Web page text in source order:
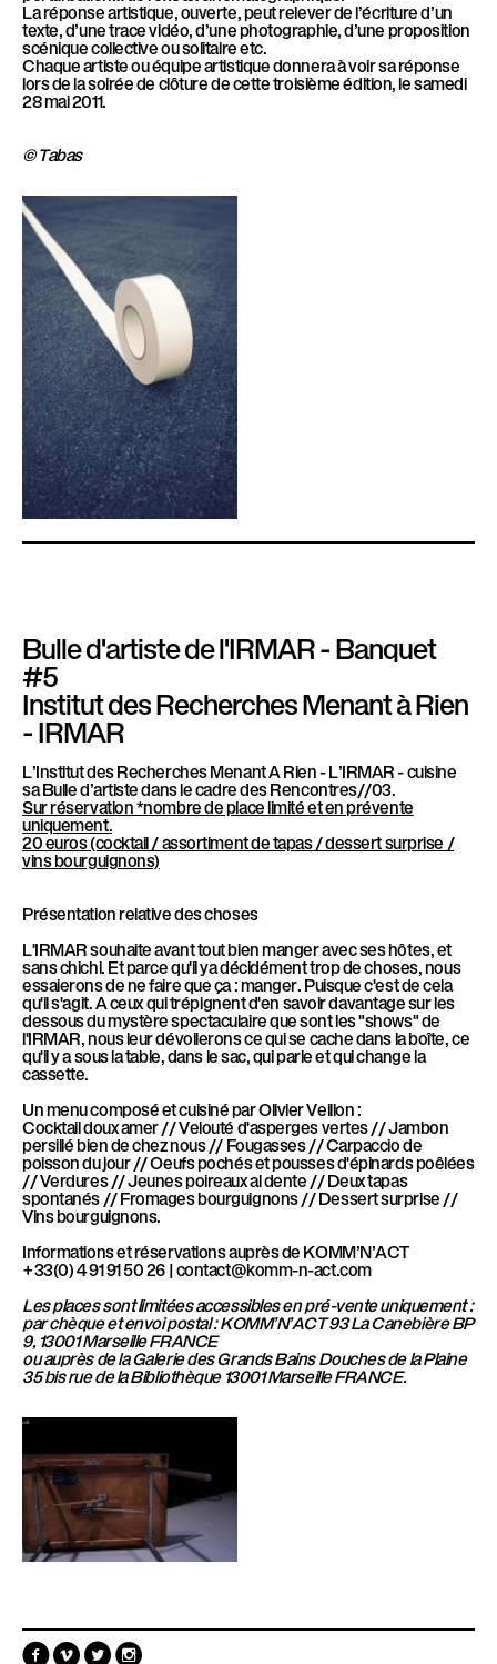
La réponse artistique, ouverte, peut relever de l’écriture d’un
texte, d’une trace vidéo, d’une photographie, d’une proposition
scénique collective ou solitaire etc.
Chaque artiste ou équipe artistique donnera à voir sa réponse
lors de la soirée de clôture de cette troisième édition, le samedi
28 mai 2011.
© Tabas
Bulle d'artiste de l'IRMAR - Banquet
#5
Institut des Recherches Menant à Rien
- IRMAR
L’Institut des Recherches Menant A Rien - L’IRMAR - cuisine
sa Bulle d’artiste dans le cadre des Rencontres//03.
Sur réservation *nombre de place limité et en prévente
uniquement.
20 euros (cocktail / assortiment de tapas / dessert surprise /
vins bourguignons)
Présentation relative des choses
L'IRMAR souhaite avant tout bien manger avec ses hôtes, et
sans chichi. Et parce qu'il ya décidément trop de choses, nous
essaierons de ne faire que ça : manger. Puisque c'est de cela
qu'il s'agit. A ceux qui trépignent d'en savoir davantage sur les
dessous du mystère spectaculaire que sont les "shows" de
l'IRMAR, nous leur dévoilerons ce qui se cache dans la boîte, ce
qu'il y a sous la table, dans le sac, qui parle et qui change la
cassette.
Un menu composé et cuisiné par Olivier Veillon :
Cocktail doux amer // Velouté d'asperges vertes // Jambon
persillé bien de chez nous // Fougasses // Carpaccio de
poisson du jour // Oeufs pochés et pousses d'épinards poêlées
// Verdures // Jeunes poireaux al dente // Deux tapas
spontanés // Fromages bourguignons // Dessert surprise //
Vins bourguignons.
Informations et réservations auprès de KOMM’N’ACT
+33(0) 4 91 91 50 26 | contact@komm-n-act.com
Les places sont limitées accessibles en pré-vente uniquement :
par chèque et envoi postal : KOMM’N’ACT 93 La Canebière BP
9, 13001 Marseille FRANCE
ou auprès de la Galerie des Grands Bains Douches de la Plaine
35 bis rue de la Bibliothèque 13001 Marseille FRANCE.
F
V
T